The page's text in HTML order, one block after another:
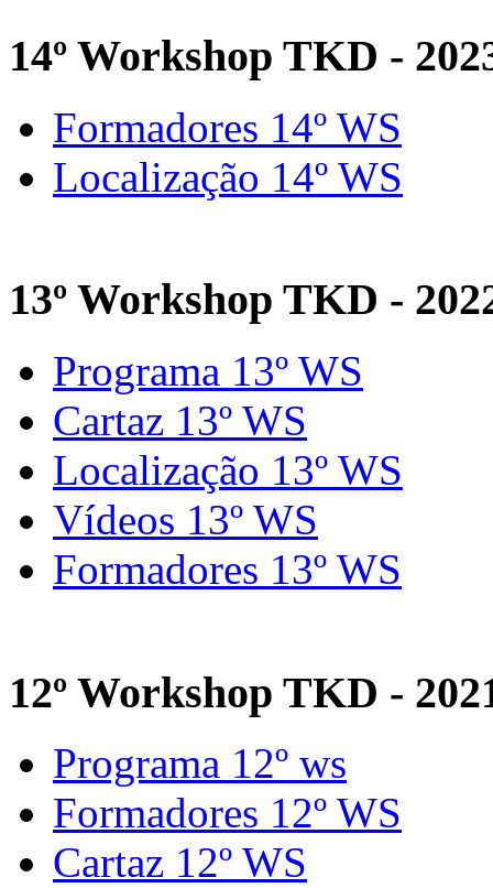
14º Workshop TKD -
Formadores 14º WS
Localização 14º WS
13º Workshop TKD -
Programa 13º WS
Cartaz 13º WS
Localização 13º WS
Vídeos 13º WS
Formadores 13º WS
12º Workshop TKD -
Programa 12º ws
Formadores 12º WS
Cartaz 12º WS